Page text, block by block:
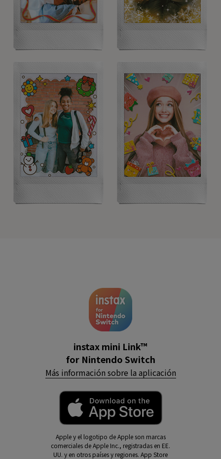
instax mini Link™
for Nintendo Switch
Más información sobre la aplicación
Apple y el logotipo de Apple son marcas
comerciales de Apple Inc., registradas en EE.
UU. y en otros países y regiones. App Store